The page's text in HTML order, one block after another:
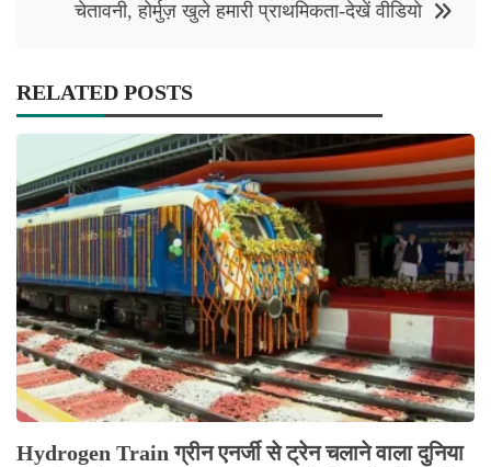
चेतावनी, होर्मुज़ खुले हमारी प्राथमिकता-देखें वीडियो
RELATED POSTS
Hydrogen Train ग्रीन एनर्जी से ट्रेन चलाने वाला दुनिया